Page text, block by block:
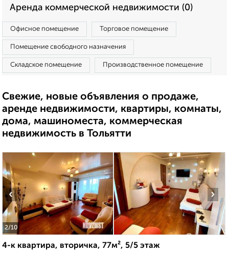
Аренда коммерческой недвижимости (0)
Офисное помещение Торговое помещение
Помещение свободного назначения
Складское помещение Производственное помещение
Свежие, новые объявления о продаже,
аренде недвижимости, квартиры, комнаты,
дома, машиноместа, коммерческая
недвижимость в Тольятти
2/10
‹ ›
4-к квартира, вторичка, 77м², 5/5 этаж